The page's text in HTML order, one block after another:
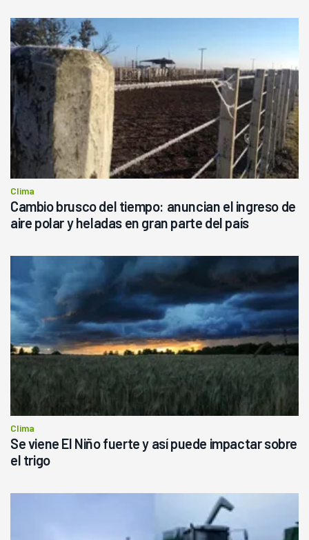
Clima
Cambio brusco del tiempo: anuncian el ingreso de
aire polar y heladas en gran parte del país
Clima
Se viene El Niño fuerte y así puede impactar sobre
el trigo